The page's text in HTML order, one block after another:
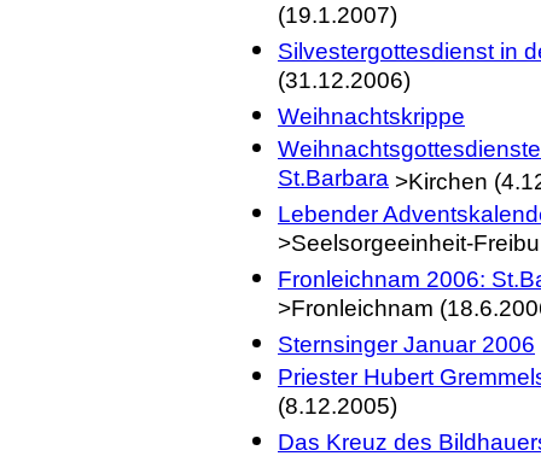
(19.1.2007)
Silvestergottesdienst in
(31.12.2006)
Weihnachtskrippe
St.Barbara >Kirchen
Lebender
>Seelsorgeeinheit-
Fronleichnam 2006:
>Fronleichnam
Sternsinger Januar 2006
Priester Hubert
(8.12.2005)
Das Kreuz des